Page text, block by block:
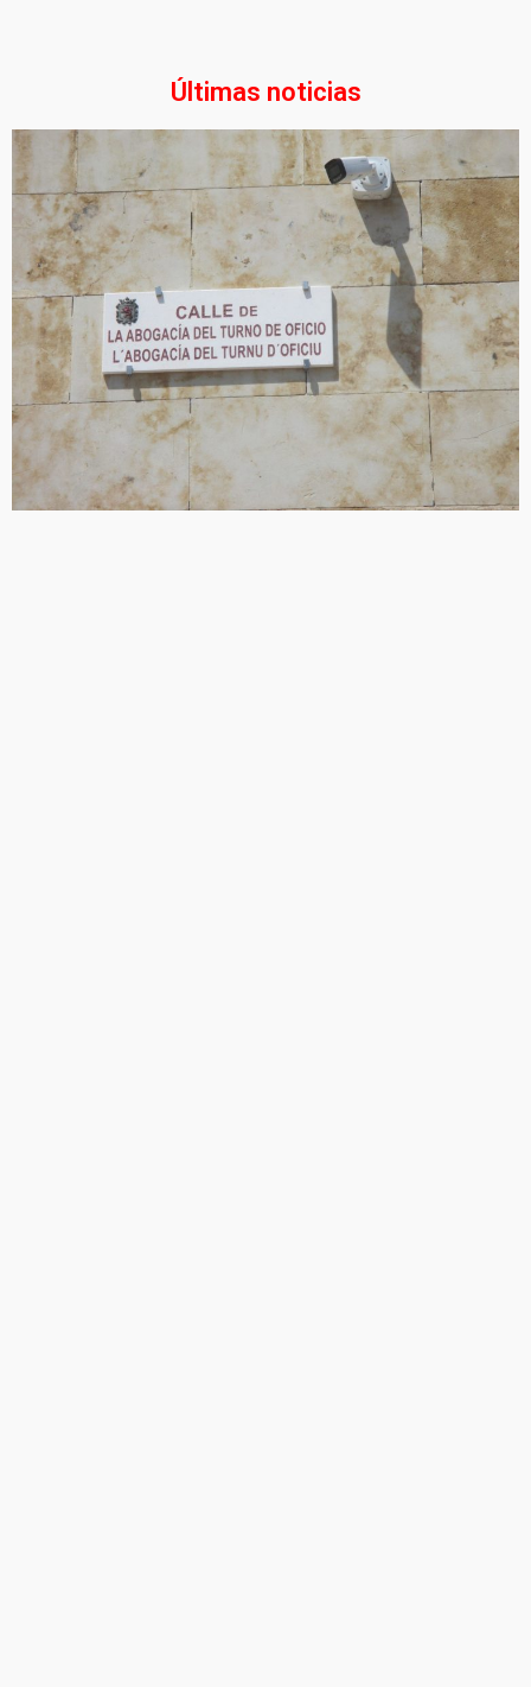
Últimas noticias